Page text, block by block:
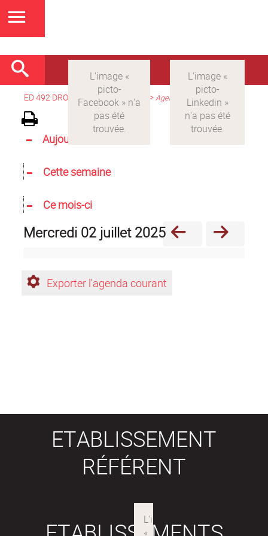
ED 492 DROIT > Version française >Agenda
Aujourd'hui
Cette semaine
Ce mois-ci
mercredi 02 juillet 2025
Exporter l'agenda courant
ETABLISSEMENT
RÉFÉRENT